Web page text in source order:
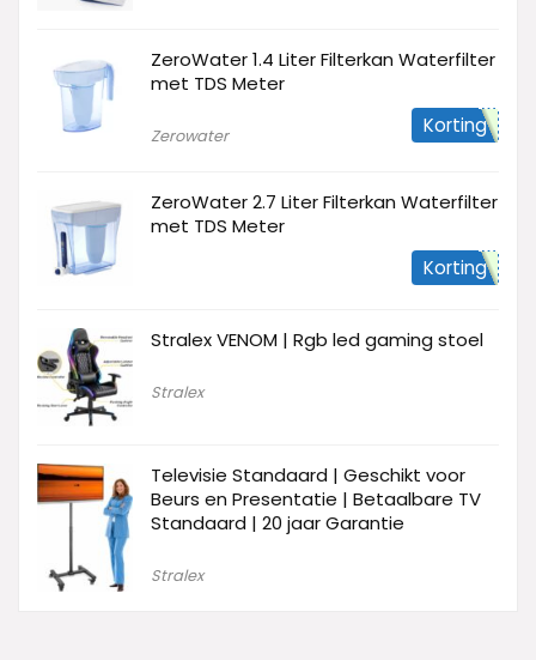
ZeroWater 1.4 Liter Filterkan Waterfilter
met TDS Meter
Zerowater Korting
ZeroWater 2.7 Liter Filterkan Waterfilter
met TDS Meter
Korting
Stralex VENOM | Rgb led gaming stoel
Stralex
Televisie Standaard | Geschikt voor
Beurs en Presentatie | Betaalbare TV
Standaard | 20 jaar Garantie
Stralex